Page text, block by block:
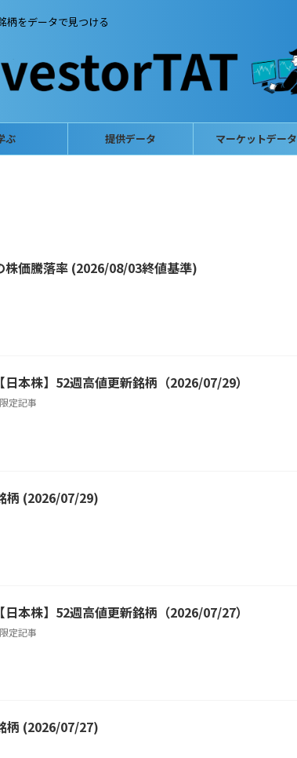
柄をデータで見つける
ぶ 提供データ マーケットデータ
株価騰落率 (2026/08/03終値基準)
日本株】52週高値更新銘柄（2026/07/29）
限定記事
柄 (2026/07/29)
日本株】52週高値更新銘柄（2026/07/27）
限定記事
柄 (2026/07/27)